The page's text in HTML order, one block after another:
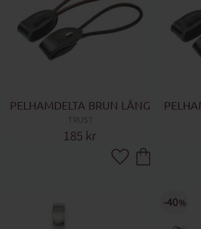
PELHAMDELTA BRUN LÅNG
TRUST
185 kr
Lägg till i favoriter
40%